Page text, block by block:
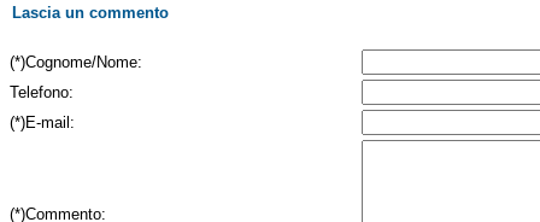
Lascia un commento
(*)Cognome/Nome:
Telefono:
(*)E-mail:
(*)Commento: